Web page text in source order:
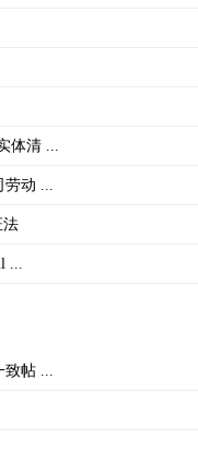
体清 ...
动 ...
法
帖 ...